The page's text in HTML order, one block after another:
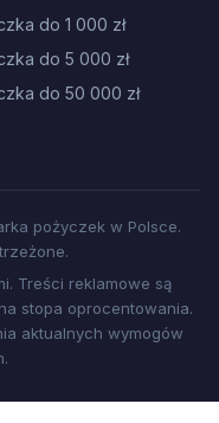
do 1 000 zł
do 5 000 zł
do 50 000 zł
pożyczek w Polsce.
Treści reklamowe są
stopa oprocentowania.
aktualnych wymogów